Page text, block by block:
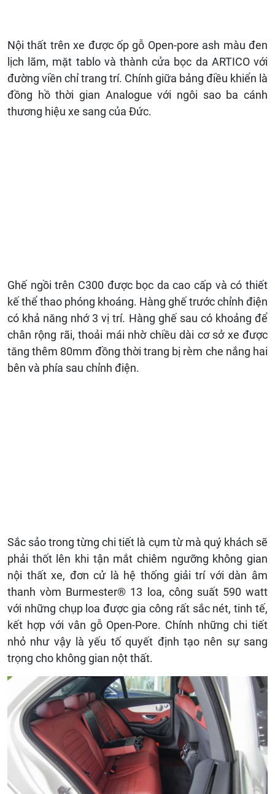
Nội thất trên xe được ốp gỗ Open-pore ash màu đen
lịch lãm, mặt tablo và thành cửa bọc da ARTICO với
đường viền chỉ trang trí. Chính giữa bảng điều khiển là
đồng hồ thời gian Analogue với ngôi sao ba cánh
thương hiệu xe sang của Đức.
Ghế ngồi trên C300 được bọc da cao cấp và có thiết
kế thể thao phóng khoáng. Hàng ghế trước chỉnh điện
có khả năng nhớ 3 vị trí. Hàng ghế sau có khoảng để
chân rộng rãi, thoải mái nhờ chiều dài cơ sở xe được
tăng thêm 80mm đồng thời trang bị rèm che nắng hai
bên và phía sau chỉnh điện.
Sắc sảo trong từng chi tiết là cụm từ mà quý khách sẽ
phải thốt lên khi tận mắt chiêm ngưỡng không gian
nội thất xe, đơn cử là hệ thống giải trí với dàn âm
thanh vòm Burmester® 13 loa, công suất 590 watt
với những chụp loa được gia công rất sắc nét, tinh tế,
kết hợp với vân gỗ Open-Pore. Chính những chi tiết
nhỏ như vậy là yếu tố quyết định tạo nên sự sang
trọng cho không gian nột thất.